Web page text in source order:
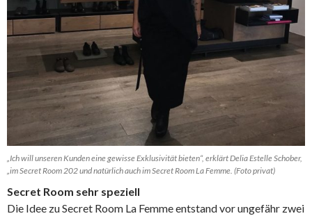
„Ich will unseren Kunden eine gewisse Exklusivität bieten“, erklärt Delia Estelle Schober,
„im Secret Room 202 und natürlich auch im Secret Room La Femme. (Foto privat)
Secret Room sehr speziell
Die Idee zu Secret Room La Femme entstand vor ungefähr zwei